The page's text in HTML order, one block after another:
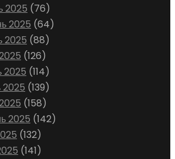
2025 (76)
2025 (64)
2025 (88)
(126)
2025 (114)
2025 (139)
(158)
2025 (142)
(132)
(141)